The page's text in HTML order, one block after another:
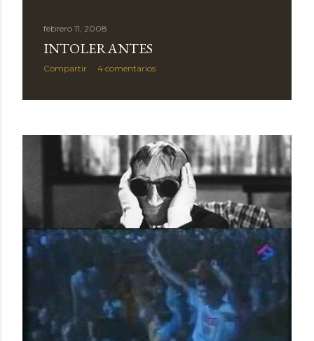
febrero 11, 2008
INTOLERANTES
Compartir 4 comentarios